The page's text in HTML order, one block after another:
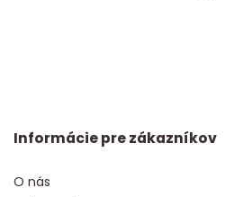
Informácie pre zákazníkov
O nás